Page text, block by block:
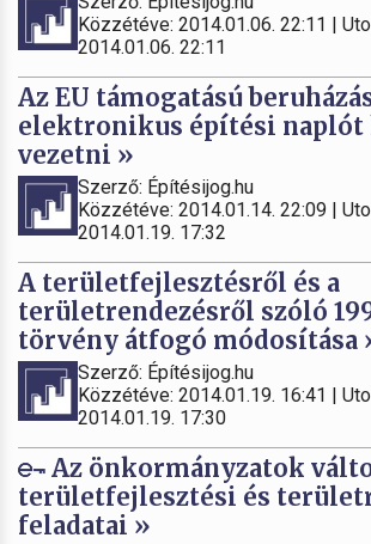
Közzétéve: 2014.01.06. 22:11 |
2014.01.06. 22:11
Az EU támogatású
elektronikus építési
vezetni »
Szerző: Építésijog.hu
Közzétéve: 2014.01.14. 22:09 |
2014.01.19. 17:32
A területfejlesztésről és a
területrendezésről szóló
törvény átfogó módosítása
Szerző: Építésijog.hu
Közzétéve: 2014.01.19. 16:41 |
2014.01.19. 17:30
Az önkormányzatok
területfejlesztési és
feladatai »